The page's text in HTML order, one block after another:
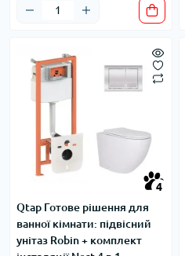
4
Qtap Готове рішення для
ванної кімнати: підвісний
унітаз Robin + комплект